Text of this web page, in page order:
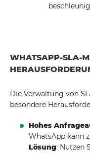
WHATSAPP-SLA-
Die Verwaltung von
besondere
Hohes
WhatsApp kann
Lösung: Nutzen